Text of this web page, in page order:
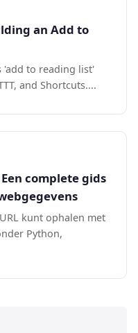
an Add to
'add to reading list'
and Shortcuts....
complete gids
kunt ophalen met
Python,